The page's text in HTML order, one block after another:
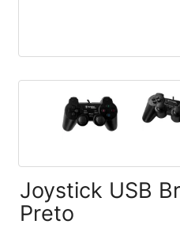
Joystick USB
Preto